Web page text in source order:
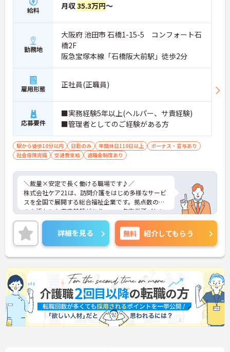
給料 月収35.3万円～
勤務地
大阪府 池田市 石橋1-15-5 コンフォート石
橋2F
阪急宝塚本線「石橋阪大前駅」徒歩2分
雇用形態 正社員(正職員)
応募要件
■実務経験5年以上(ヘルパー、サ責経験)
■管理者としてのご経験がある方
駅から徒歩10分以内 日勤のみ 年間休日110日以上
ボーナス・賞与あり
社会保険完備
交通費支給 退職金制度あり
＼裁量×安定で長く働ける職場です♪／
株式会社ケア21は、訪問介護をはじめ多様なサービ
スを全国で展開する総合福祉企業です。拠点数の多
さを活かした安定基盤がありつつ、各事業所ごとに
運営の裁量があり、現場発信で動けるのが魅力で
す。利用者様の在宅から施設まで幅広く関われるた
め、視野を広げながらスキルアップが可能。本部や
エリアマネージャーのサポート体制も整っており、
「一人で抱え込まない」安心感があります。長期的
にキャリアを築きたい方にもおすすめの環境です。
■ 「高収入×納得感」しっかり稼げる環境
役割に応じた給与でモチベーションもアップ♪
・月給35万円以上＋役付手当6万円込み
詳細を見る 無料 紹介してもらう